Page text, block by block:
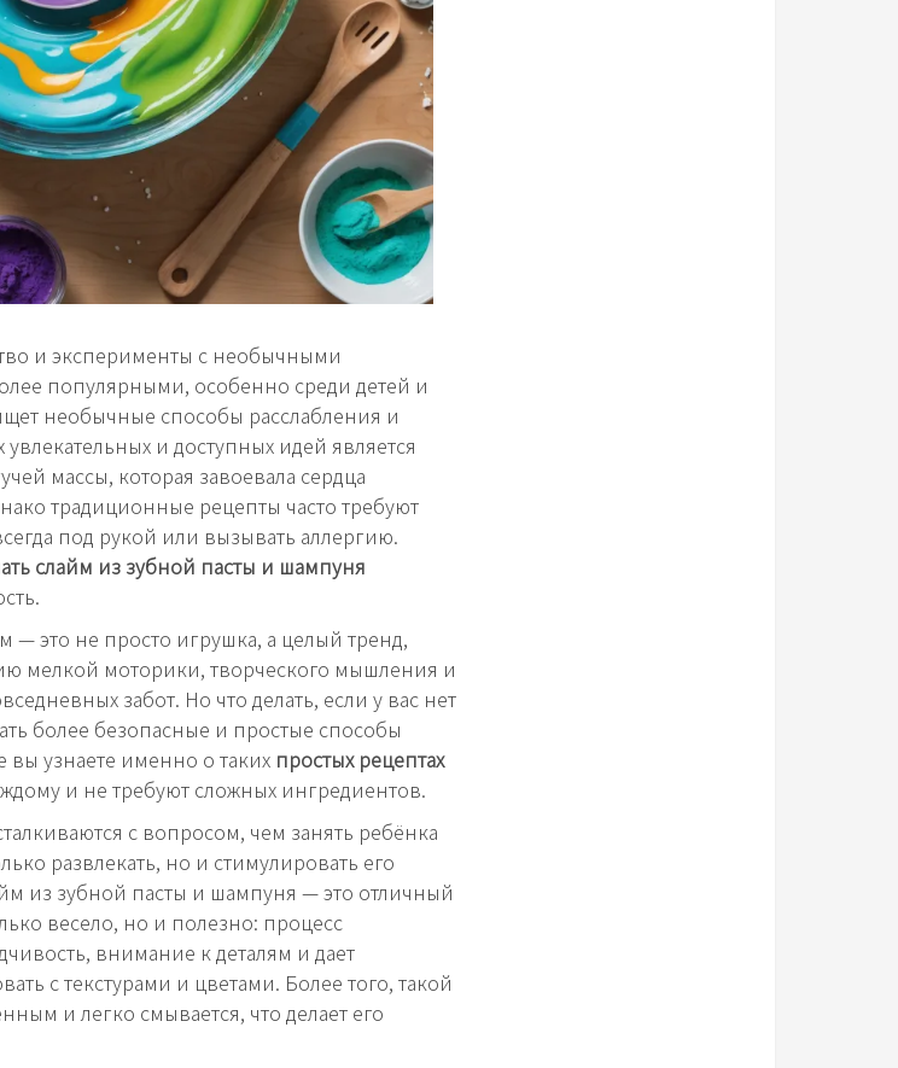
и эксперименты с необычными
популярными, особенно среди детей и
необычные способы расслабления и
и доступных идей является
массы, которая завоевала сердца
традиционные рецепты часто требуют
под рукой или вызывать аллергию.
слайм из зубной пасты и шампуня
— это не просто игрушка, а целый тренд,
мелкой моторики, творческого мышления и
забот. Но что делать, если у вас нет
более безопасные и простые способы
вы узнаете именно о таких простых рецептах
и не требуют сложных ингредиентов.
с вопросом, чем занять ребёнка
развлекать, но и стимулировать его
из зубной пасты и шампуня — это отличный
весело, но и полезно: процесс
внимание к деталям и дает
с текстурами и цветами. Более того, такой
и легко смывается, что делает его